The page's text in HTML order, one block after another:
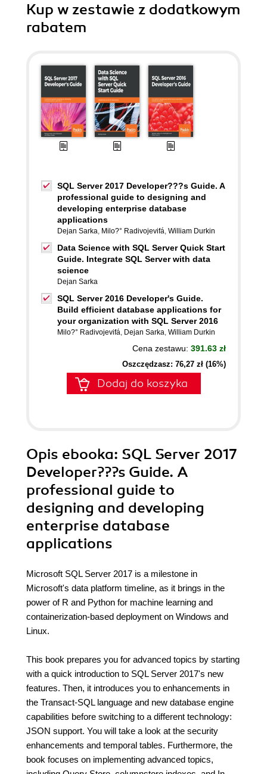
Kup w zestawie z dodatkowym
rabatem
SQL Server 2017 Developer???s Guide. A
professional guide to designing and
developing enterprise database
applications
Dejan Sarka, Milo?° Radivojevifá, William Durkin
Data Science with SQL Server Quick Start
Guide. Integrate SQL Server with data
science
Dejan Sarka
SQL Server 2016 Developer's Guide.
Build efficient database applications for
your organization with SQL Server 2016
Milo?° Radivojevifá, Dejan Sarka, William Durkin
Cena zestawu: 391.63 zł
Oszczędzasz: 76,27 zł (16%)
Dodaj do koszyka
Opis ebooka: SQL Server 2017
Developer???s Guide. A
professional guide to
designing and developing
enterprise database
applications
Microsoft SQL Server 2017 is a milestone in
Microsoft's data platform timeline, as it brings in the
power of R and Python for machine learning and
containerization-based deployment on Windows and
Linux.
This book prepares you for advanced topics by starting
with a quick introduction to SQL Server 2017's new
features. Then, it introduces you to enhancements in
the Transact-SQL language and new database engine
capabilities before switching to a different technology:
JSON support. You will take a look at the security
enhancements and temporal tables. Furthermore, the
book focuses on implementing advanced topics,